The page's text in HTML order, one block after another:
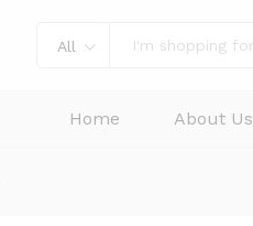
All
Home About Us